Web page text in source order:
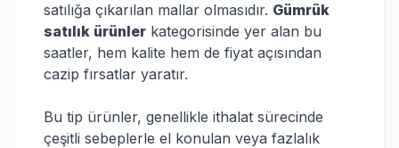
satılığa çıkarılan mallar olmasıdır. Gümrük
satılık ürünler kategorisinde yer alan bu
saatler, hem kalite hem de fiyat açısından
cazip fırsatlar yaratır.
Bu tip ürünler, genellikle ithalat sürecinde
çeşitli sebeplerle el konulan veya fazlalık